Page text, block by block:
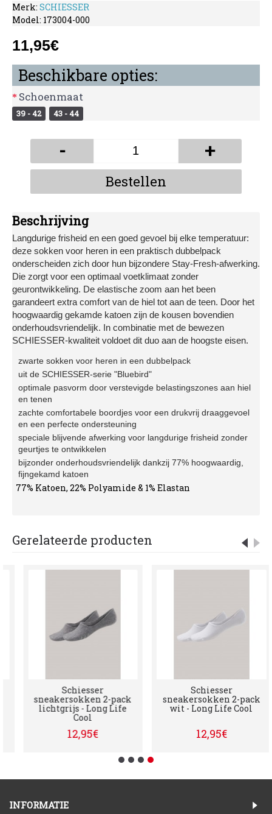
Merk: SCHIESSER
Model: 173004-000
11,95€
Beschikbare opties:
Schoenmaat
39 - 42 43 - 44
- +
Bestellen
Beschrijving
Langdurige frisheid en een goed gevoel bij elke temperatuur:
deze sokken voor heren in een praktisch dubbelpack
onderscheiden zich door hun bijzondere Stay-Fresh-afwerking.
Die zorgt voor een optimaal voetklimaat zonder
geurontwikkeling. De elastische zoom aan het been
garandeert extra comfort van de hiel tot aan de teen. Door het
hoogwaardig gekamde katoen zijn de kousen bovendien
onderhoudsvriendelijk. In combinatie met de bewezen
SCHIESSER-kwaliteit voldoet dit duo aan de hoogste eisen.
zwarte sokken voor heren in een dubbelpack
uit de SCHIESSER-serie "Bluebird"
optimale pasvorm door verstevigde belastingszones aan hiel
en tenen
zachte comfortabele boordjes voor een drukvrij draaggevoel
en een perfecte ondersteuning
speciale blijvende afwerking voor langdurige frisheid zonder
geurtjes te ontwikkelen
bijzonder onderhoudsvriendelijk dankzij 77% hoogwaardig,
fijngekamd katoen
77% Katoen, 22% Polyamide & 1% Elastan
Gerelateerde producten
Schiesser
sneakersokken 2-pack
lichtgrijs - Long Life
Cool
12,95€
Schiesser
sneakersokken 2-pack
wit - Long Life Cool
12,95€
INFORMATIE